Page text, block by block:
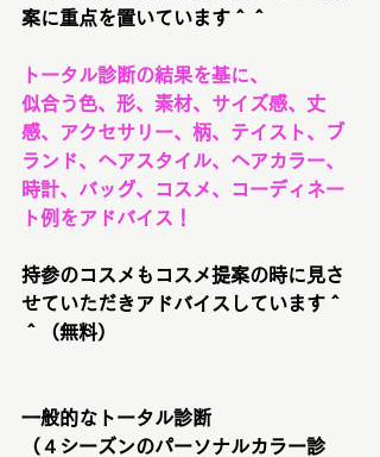
案に重点を置いています＾＾
トータル診断の結果を基に、
似合う色、形、素材、サイズ感、丈
感、アクセサリー、柄、テイスト、ブ
ランド、ヘアスタイル、ヘアカラー、
時計、バッグ、コスメ、コーディネー
ト例をアドバイス！
持参のコスメもコスメ提案の時に見さ
せていただきアドバイスしています＾
＾（無料）
一般的なトータル診断
（４シーズンのパーソナルカラー診